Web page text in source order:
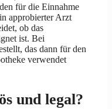
für die Einnahme
approbierter Arzt
ob das
ist. Bei
das dann für den
verwendet
und legal?